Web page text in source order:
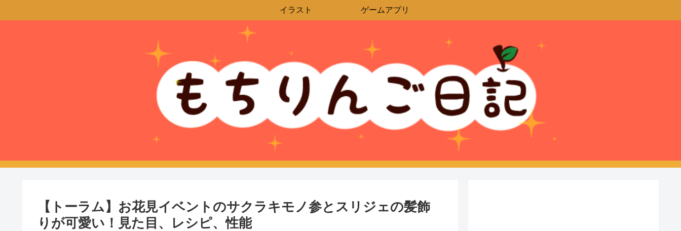
イラスト ゲームアプリ
【トーラム】お花見イベントのサクラキモノ参とスリジェの髪飾
りが可愛い！見た目、レシピ、性能